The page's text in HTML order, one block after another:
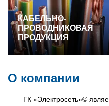
КАБЕЛЬНО-
ПРОВОДНИКОВАЯ
ПРОДУКЦИЯ
О компании
ГК «Электросеть»©